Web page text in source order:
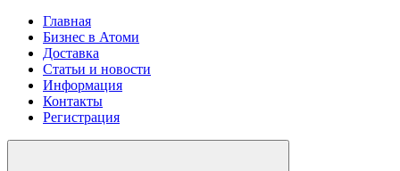
Главная
Бизнес в Атоми
Доставка
Статьи и новости
Информация
Контакты
Регистрация